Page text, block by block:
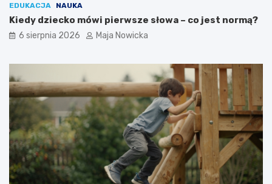
EDUKACJA NAUKA
Kiedy dziecko mówi pierwsze słowa – co jest normą?
6 sierpnia 2026 Maja Nowicka